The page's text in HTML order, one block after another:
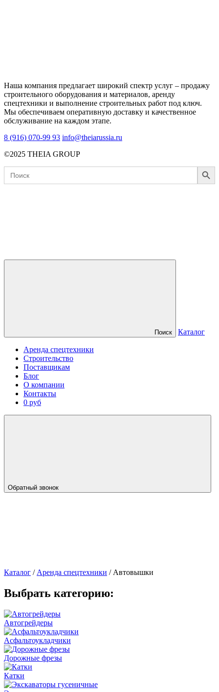
Наша компания предлагает широкий спектр услуг – продажу
строительного оборудования и материалов, аренду
спецтехники и выполнение строительных работ под ключ.
Мы обеспечиваем оперативную доставку и качественное
обслуживание на каждом этапе.
8 (916) 070-99 93 info@theiarussia.ru
©2025 THEIA GROUP
Search
for:
Search Button
Поиск Каталог
Аренда спецтехники
Строительство
Поставщикам
Блог
О компании
Контакты
0 руб
Обратный звонок
Каталог / Аренда спецтехники / Автовышки
Выбрать категорию:
Автогрейдеры
Асфальто­укладчики
Дорожные фрезы
Катки